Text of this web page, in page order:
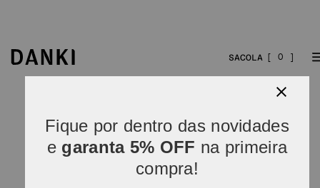
0
Fique por dentro das novidades
e garanta 5% OFF na primeira
compra!